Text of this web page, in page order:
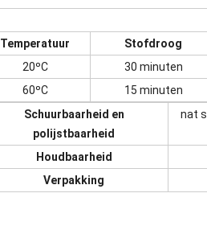
Temperatuur
Stofdroog
20ºC
30 minuten
60ºC
15 minuten
Schuurbaarheid en
polijstbaarheid
nat
Houdbaarheid
Verpakking